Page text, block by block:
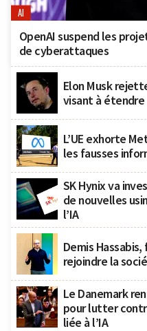
AI
OpenAI suspend les
de cyberattaques
Elon Musk
visant à
L’UE exhorte
les fausses
SK Hynix va
de nouvelles
l’IA
Demis
rejoindre la
Le Danemark
pour lutter
liée à l’IA